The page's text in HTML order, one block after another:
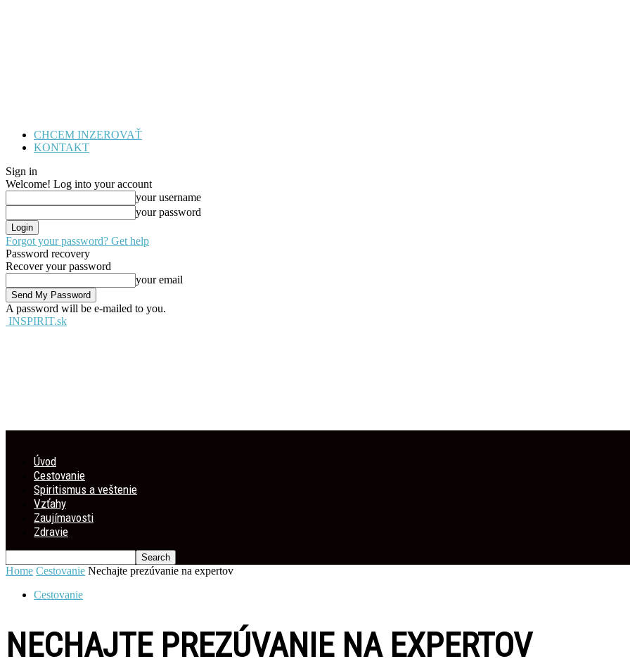
CHCEM INZEROVAŤ
KONTAKT
Sign in
Welcome! Log into your account
your username
your password
Forgot your password? Get help
Password recovery
Recover your password
your email
A password will be e-mailed to you.
INSPIRIT.sk
Úvod
Cestovanie
Spiritismus a veštenie
Vzťahy
Zaujímavosti
Zdravie
Home Cestovanie Nechajte prezúvanie na expertov
Cestovanie
NECHAJTE PREZÚVANIE NA EXPERTOV